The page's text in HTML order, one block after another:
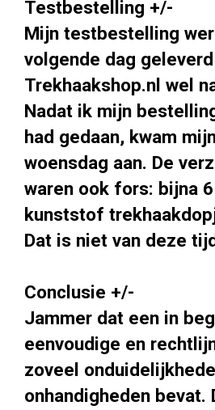
Testbestelling +/-
Mijn testbestelling
volgende dag
Trekhaakshop.nl wel
Nadat ik mijn
had gedaan, kwam
woensdag aan. De
waren ook fors: bijna
kunststof
Dat is niet van deze
Conclusie +/-
Jammer dat een in
eenvoudige en
zoveel
onhandigheden bevat.